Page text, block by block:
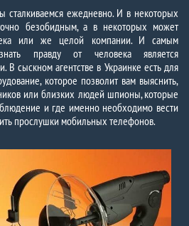
ежедневно. И в некоторых
безобидным, а в некоторых может
или же целой компании. И самым
правду от человека является
В сыскном агентстве в Украинке есть для
которое позволит вам выяснить,
или близких людей шпионы, которые
и где именно необходимо вести
прослушки мобильных телефонов.